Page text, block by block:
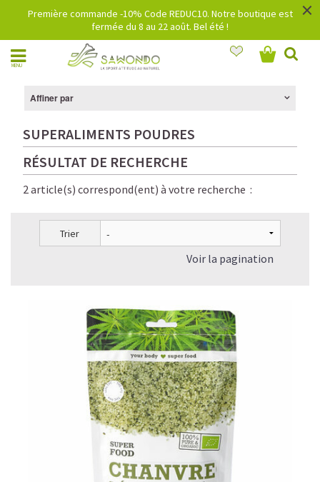
Première commande -10% Code REDUC10. Notre boutique est
fermée du 8 au 22 août. Bel été !
×
MENU
Affiner par
SUPERALIMENTS POUDRES
RÉSULTAT DE RECHERCHE
2 article(s) correspond(ent) à votre recherche :
Trier
Voir la pagination